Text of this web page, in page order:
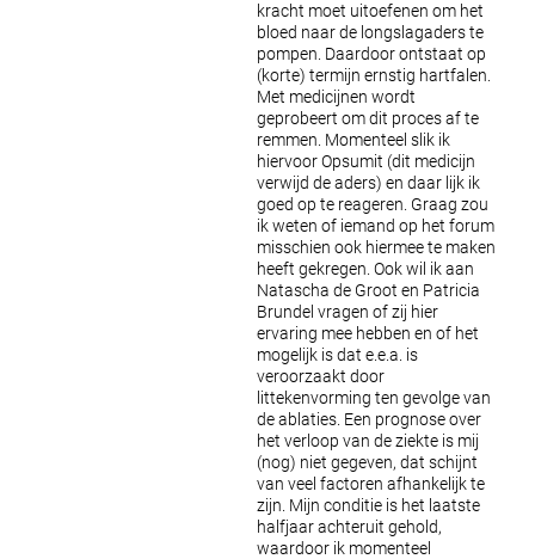
kracht moet uitoefenen om het
bloed naar de longslagaders te
pompen. Daardoor ontstaat op
(korte) termijn ernstig hartfalen.
Met medicijnen wordt
geprobeert om dit proces af te
remmen. Momenteel slik ik
hiervoor Opsumit (dit medicijn
verwijd de aders) en daar lijk ik
goed op te reageren. Graag zou
ik weten of iemand op het forum
misschien ook hiermee te maken
heeft gekregen. Ook wil ik aan
Natascha de Groot en Patricia
Brundel vragen of zij hier
ervaring mee hebben en of het
mogelijk is dat e.e.a. is
veroorzaakt door
littekenvorming ten gevolge van
de ablaties. Een prognose over
het verloop van de ziekte is mij
(nog) niet gegeven, dat schijnt
van veel factoren afhankelijk te
zijn. Mijn conditie is het laatste
halfjaar achteruit gehold,
waardoor ik momenteel